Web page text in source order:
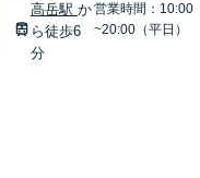
高岳駅 か
ら徒歩6
分
営業時間：10:00
~20:00（平日）